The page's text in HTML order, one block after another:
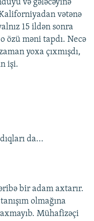
və gələcəyinə
vətənə
15 ildən sonra
özü məni tapdı. Necə
yoxa çıxmışdı,
işi.
da...
bir adam axtarır.
olmağına
Mühafizəçi